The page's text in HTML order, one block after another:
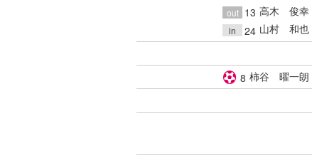
out 13 高木 俊幸
in 24 山村 和也
8 柿谷 曜一朗